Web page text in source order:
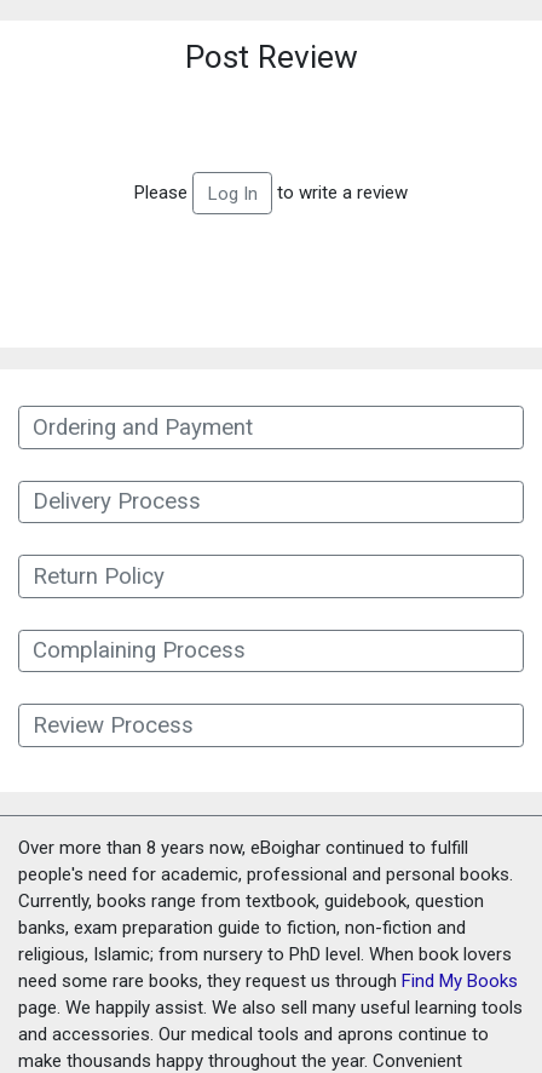
Post Review
Please Log In to write a review
Ordering and Payment
Delivery Process
Return Policy
Complaining Process
Review Process
Over more than 8 years now, eBoighar continued to fulfill
people's need for academic, professional and personal books.
Currently, books range from textbook, guidebook, question
banks, exam preparation guide to fiction, non-fiction and
religious, Islamic; from nursery to PhD level. When book lovers
need some rare books, they request us through Find My Books
page. We happily assist. We also sell many useful learning tools
and accessories. Our medical tools and aprons continue to
make thousands happy throughout the year. Convenient